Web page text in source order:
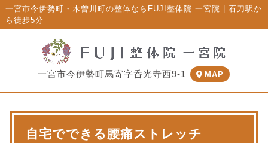
一宮市今伊勢町・木曽川町の整体ならFUJI整体院 一宮院 | 石刀駅か
ら徒歩5分
一宮市今伊勢町馬寄字呑光寺西9-1 MAP
自宅でできる腰痛ストレッチ